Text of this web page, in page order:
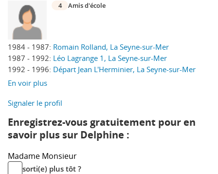
1984 - 1987: Romain Rolland, La Seyne-sur-Mer
1987 - 1992: Léo Lagrange 1, La Seyne-sur-Mer
1992 - 1996: Départ Jean L'Herminier, La Seyne-sur-Mer
En voir plus
4 Amis d'école
Signaler le profil
Enregistrez-vous gratuitement pour en
savoir plus sur Delphine :
Madame Monsieur
sorti(e) plus tôt ?